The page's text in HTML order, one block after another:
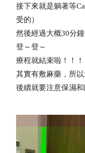
接下來就是躺著等
受的）
然後經過大概30分
登～登～
療程就結束啦！！！
其實有敷麻藥，所
後續就要注意保濕